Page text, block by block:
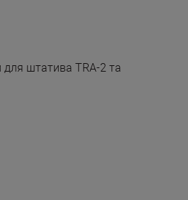
для штатива TRA-2 та